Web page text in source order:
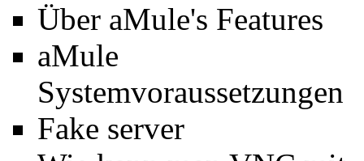
Über aMule's Features
aMule
Systemvoraussetzungen
Fake server